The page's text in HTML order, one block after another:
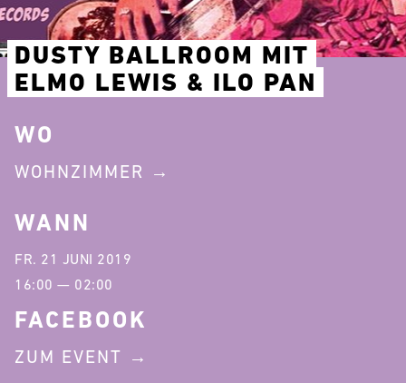
DUSTY BALLROOM MIT
ELMO LEWIS & ILO PAN
WO
WOHNZIMMER
WANN
FR. 21 JUNI 2019
16:00 — 02:00
FACEBOOK
ZUM EVENT